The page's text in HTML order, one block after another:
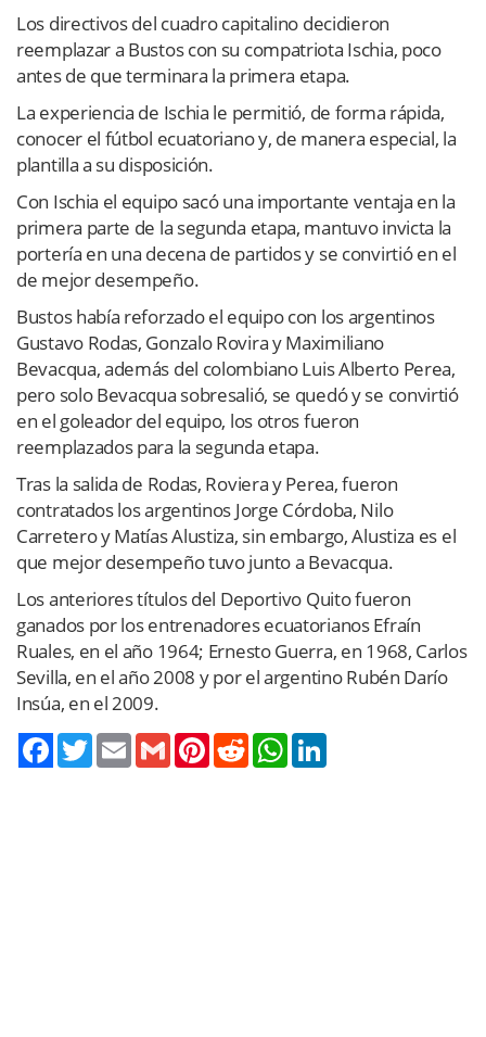
Los directivos del cuadro capitalino decidieron
reemplazar a Bustos con su compatriota Ischia, poco
antes de que terminara la primera etapa.
La experiencia de Ischia le permitió, de forma rápida,
conocer el fútbol ecuatoriano y, de manera especial, la
plantilla a su disposición.
Con Ischia el equipo sacó una importante ventaja en la
primera parte de la segunda etapa, mantuvo invicta la
portería en una decena de partidos y se convirtió en el
de mejor desempeño.
Bustos había reforzado el equipo con los argentinos
Gustavo Rodas, Gonzalo Rovira y Maximiliano
Bevacqua, además del colombiano Luis Alberto Perea,
pero solo Bevacqua sobresalió, se quedó y se convirtió
en el goleador del equipo, los otros fueron
reemplazados para la segunda etapa.
Tras la salida de Rodas, Roviera y Perea, fueron
contratados los argentinos Jorge Córdoba, Nilo
Carretero y Matías Alustiza, sin embargo, Alustiza es el
que mejor desempeño tuvo junto a Bevacqua.
Los anteriores títulos del Deportivo Quito fueron
ganados por los entrenadores ecuatorianos Efraín
Ruales, en el año 1964; Ernesto Guerra, en 1968, Carlos
Sevilla, en el año 2008 y por el argentino Rubén Darío
Insúa, en el 2009.
TwitterEmail Gmail PinterestReddit WhatsApp